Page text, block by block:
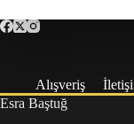
Alışveriş
Esra Baştuğ